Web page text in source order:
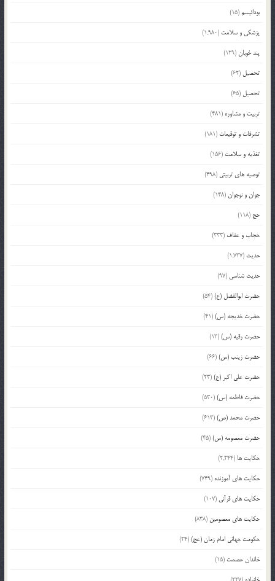
بودائیسم(15)
پزشکی و سلامت (1,980)
پند خوبان(129)
تحصیل (62)
تحصیل (65)
تربیت و مشاوره (481)
تشرفات و توقیعات (181)
تغذیه و سلامت (156)
توصیه های تربیتی (498)
جوان و نوجوان(148)
حج (118)
حجاب و عفاف (333)
حدیث (1,737)
حدیث شناسی (97)
حضرت ابوالفضل (ع)(54)
حضرت خدیجه (س)(41)
حضرت رقیه (س)(13)
حضرت زینب (س)(66)
حضرت علی اکبر (ع)(23)
حضرت فاطمه (س)(530)
حضرت محمد (ص)(613)
حضرت معصومه (س)(45)
حکایت ها (2,244)
حکایت های آموزنده (749)
حکایت های قرآنی (107)
حکایت های معصومین (838)
حکومت جهانی امام زمان (عج)(24)
خاندان عصمت (15)